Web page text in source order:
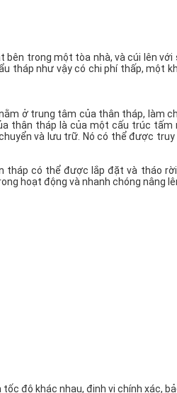
bên trong một tòa nhà, và cúi lên
tháp như vậy có chi phí thấp, một